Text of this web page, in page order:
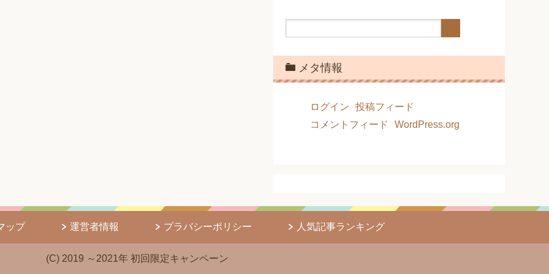
メタ情報
ログイン
投稿フィード
コメントフィード
WordPress.org
ップ 運営者情報 プラバシーポリシー 人気記事ランキング
(C) 2019 ～2021年 初回限定キャンペーン